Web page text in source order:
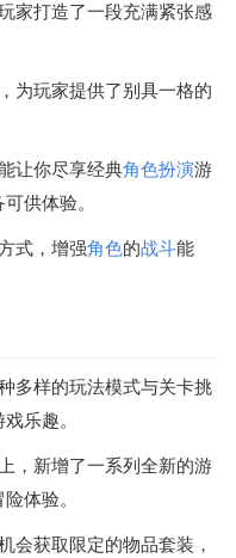
家打造了一段充满紧张感
为玩家提供了别具一格的
让你尽享经典角色扮演游
供体验。
式，增强角色的战斗能
多样的玩法模式与关卡挑
乐趣。
，新增了一系列全新的游
体验。
会获取限定的物品套装，